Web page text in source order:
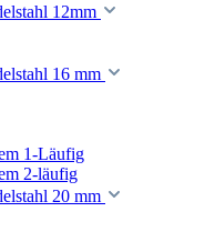
12mm
16 mm
1-Läufig
2-läufig
20 mm